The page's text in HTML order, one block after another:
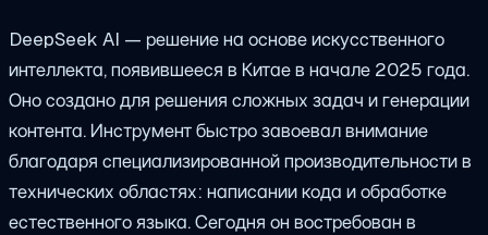
DeepSeek AI — решение на основе искусственного
интеллекта, появившееся в Китае в начале 2025 года.
Оно создано для решения сложных задач и генерации
контента. Инструмент быстро завоевал внимание
благодаря специализированной производительности в
технических областях: написании кода и обработке
естественного языка. Сегодня он востребован в